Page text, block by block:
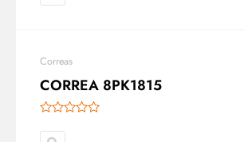
Correas
CORREA 8PK1815